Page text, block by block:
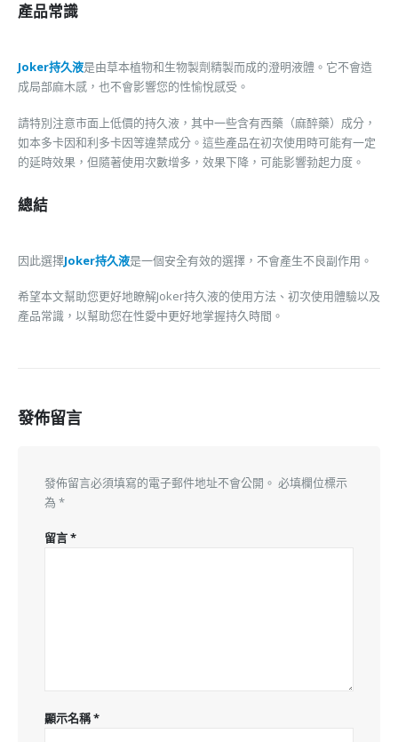
產品常識
Joker持久液是由草本植物和生物製劑精製而成的澄明液體。它不會造
成局部麻木感，也不會影響您的性愉悅感受。
請特別注意市面上低價的持久液，其中一些含有西藥（麻醉藥）成分，
如本多卡因和利多卡因等違禁成分。這些產品在初次使用時可能有一定
的延時效果，但隨著使用次數增多，效果下降，可能影響勃起力度。
總結
因此選擇Joker持久液是一個安全有效的選擇，不會產生不良副作用。
希望本文幫助您更好地瞭解Joker持久液的使用方法、初次使用體驗以及
產品常識，以幫助您在性愛中更好地掌握持久時間。
發佈留言
發佈留言必須填寫的電子郵件地址不會公開。 必填欄位標示
為 *
留言*
顯示名稱*